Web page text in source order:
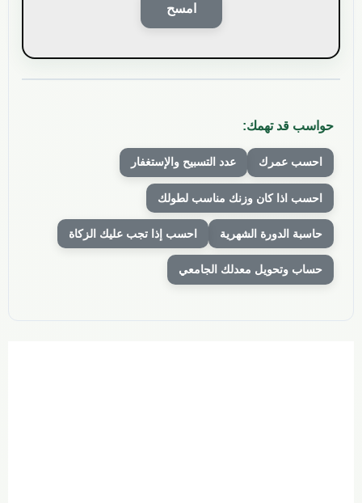
امسح
حواسب قد تهمك:
احسب عمرك عدد التسبيح والإستغفار
احسب اذا كان وزنك مناسب لطولك
حاسبة الدورة الشهرية احسب إذا تجب عليك الزكاة
حساب وتحويل معدلك الجامعي